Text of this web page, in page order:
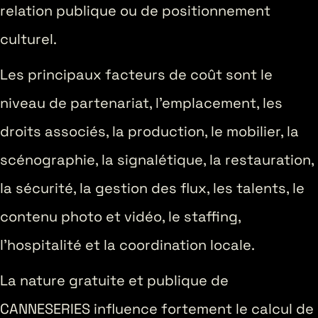
relation publique ou de positionnement
culturel.
Les principaux facteurs de coût sont le
niveau de partenariat, l’emplacement, les
droits associés, la production, le mobilier, la
scénographie, la signalétique, la restauration,
la sécurité, la gestion des flux, les talents, le
contenu photo et vidéo, le staffing,
l’hospitalité et la coordination locale.
La nature gratuite et publique de
CANNESERIES influence fortement le calcul de